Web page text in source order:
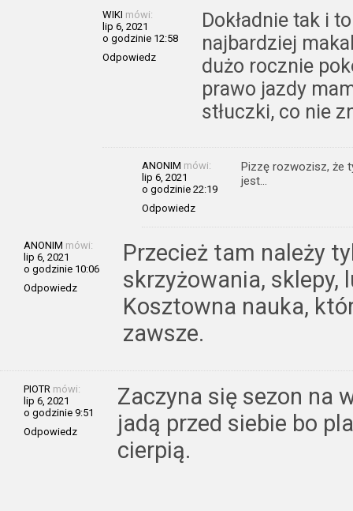
WIKI mówi:
lip 6, 2021
o godzinie 12:58
Odpowiedz
Dokładnie tak i
najbardziej
dużo rocznie
prawo jazdy
stłuczki, co nie
ANONIM mówi:
lip 6, 2021
o godzinie 22:19
Odpowiedz
Pizzę rozwozisz, że
jest…
ANONIM mówi:
lip 6, 2021
o godzinie 10:06
Odpowiedz
Przecież tam należy
skrzyżowania, sklepy,
Kosztowna nauka,
zawsze.
PIOTR mówi:
lip 6, 2021
o godzinie 9:51
Odpowiedz
Zaczyna się sezon na
jadą przed siebie bo
cierpią.